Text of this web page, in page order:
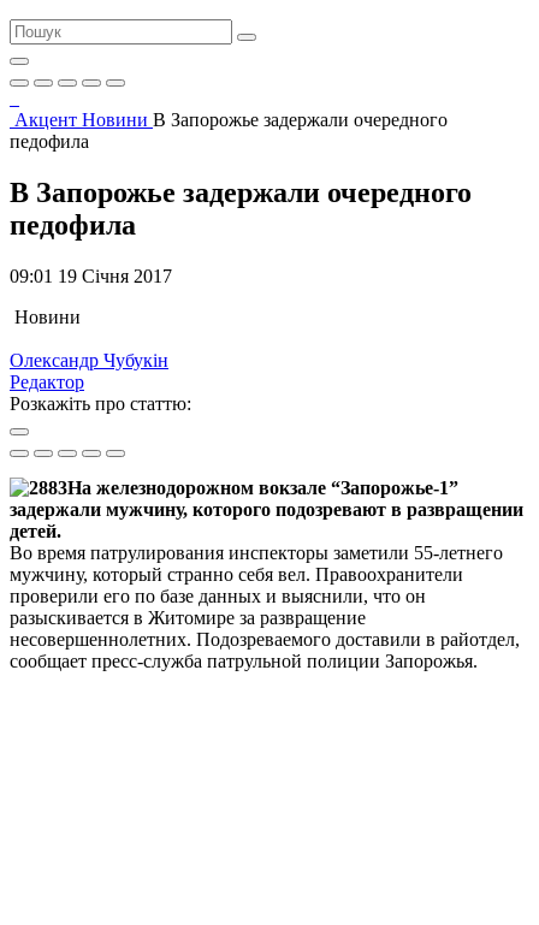
Акцент Новини В Запорожье задержали очередного
педофила
В Запорожье задержали очередного
педофила
09:01 19 Січня 2017
Новини
Олександр Чубукін
Редактор
Розкажіть про статтю:
На железнодорожном вокзале “Запорожье-1”
задержали мужчину, которого подозревают в развращении
детей.
Во время патрулирования инспекторы заметили 55-летнего
мужчину, который странно себя вел. Правоохранители
проверили его по базе данных и выяснили, что он
разыскивается в Житомире за развращение
несовершеннолетних. Подозреваемого доставили в райотдел,
сообщает пресс-служба патрульной полиции Запорожья.